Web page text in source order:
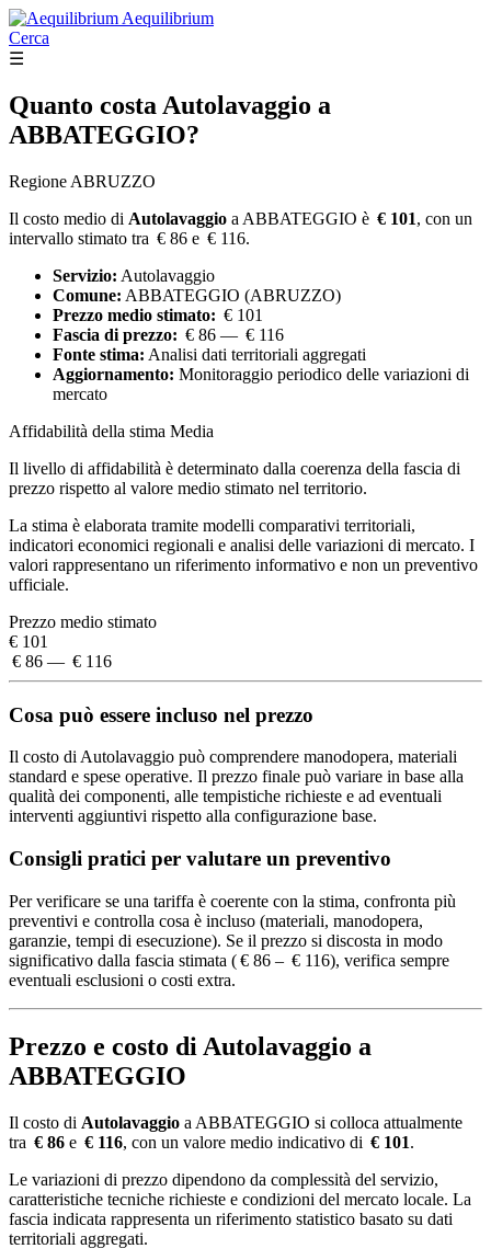
Aequilibrium
Cerca
☰
Quanto costa Autolavaggio a
ABBATEGGIO?
Regione ABRUZZO
Il costo medio di Autolavaggio a ABBATEGGIO è € 101, con un
intervallo stimato tra € 86 e € 116.
Servizio: Autolavaggio
Comune: ABBATEGGIO (ABRUZZO)
Prezzo medio stimato: € 101
Fascia di prezzo: € 86 — € 116
Fonte stima: Analisi dati territoriali aggregati
Aggiornamento: Monitoraggio periodico delle variazioni di
mercato
Affidabilità della stima Media
Il livello di affidabilità è determinato dalla coerenza della fascia di
prezzo rispetto al valore medio stimato nel territorio.
La stima è elaborata tramite modelli comparativi territoriali,
indicatori economici regionali e analisi delle variazioni di mercato. I
valori rappresentano un riferimento informativo e non un preventivo
ufficiale.
Prezzo medio stimato
€ 101
€ 86 — € 116
Cosa può essere incluso nel prezzo
Il costo di Autolavaggio può comprendere manodopera, materiali
standard e spese operative. Il prezzo finale può variare in base alla
qualità dei componenti, alle tempistiche richieste e ad eventuali
interventi aggiuntivi rispetto alla configurazione base.
Consigli pratici per valutare un preventivo
Per verificare se una tariffa è coerente con la stima, confronta più
preventivi e controlla cosa è incluso (materiali, manodopera,
garanzie, tempi di esecuzione). Se il prezzo si discosta in modo
significativo dalla fascia stimata ( € 86 – € 116), verifica sempre
eventuali esclusioni o costi extra.
Prezzo e costo di Autolavaggio a
ABBATEGGIO
Il costo di Autolavaggio a ABBATEGGIO si colloca attualmente
tra € 86 e € 116, con un valore medio indicativo di € 101.
Le variazioni di prezzo dipendono da complessità del servizio,
caratteristiche tecniche richieste e condizioni del mercato locale. La
fascia indicata rappresenta un riferimento statistico basato su dati
territoriali aggregati.